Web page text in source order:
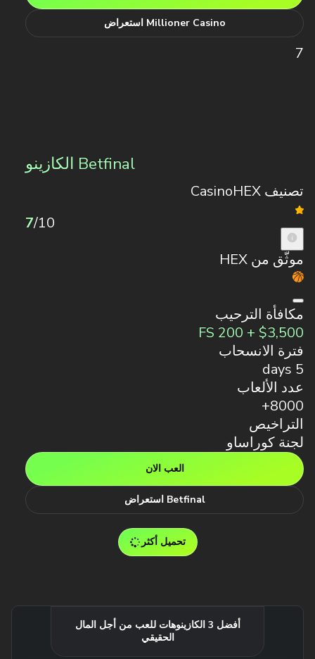
Millioner Casino استعراض
7
Betfinal الكازينو
تصنيف CasinoHEX
7/10
موثّق من HEX
مكافأة الترحيب
$3,500 + 200 FS
فترة الانسحاب
5 days
عدد الألعاب
8000+
التراخيص
لجنة كوراساو
العب الان
Betfinal استعراض
تحميل أكثر
أفضل 3 الكازينوهات للعب من أجل المال
الحقيقي